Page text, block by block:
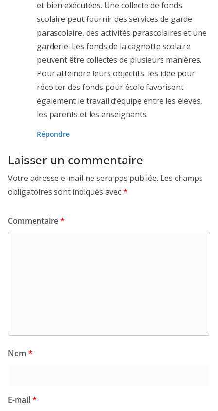
et bien exécutées. Une collecte de fonds
scolaire peut fournir des services de garde
parascolaire, des activités parascolaires et une
garderie. Les fonds de la cagnotte scolaire
peuvent être collectés de plusieurs manières.
Pour atteindre leurs objectifs, les idée pour
récolter des fonds pour école favorisent
également le travail d’équipe entre les élèves,
les parents et les enseignants.
Répondre
Laisser un commentaire
Votre adresse e-mail ne sera pas publiée. Les champs
obligatoires sont indiqués avec*
Commentaire*
Nom *
E-mail*